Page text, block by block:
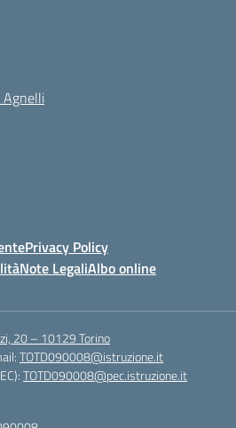
Agnelli
Privacy Policy
Note LegaliAlbo online
20 – 10129 Torino
TOTD090008@istruzione.it
TOTD090008@pec.istruzione.it